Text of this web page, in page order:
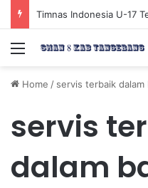
Menu
Home / servis terbaik dalam
servis
dalam